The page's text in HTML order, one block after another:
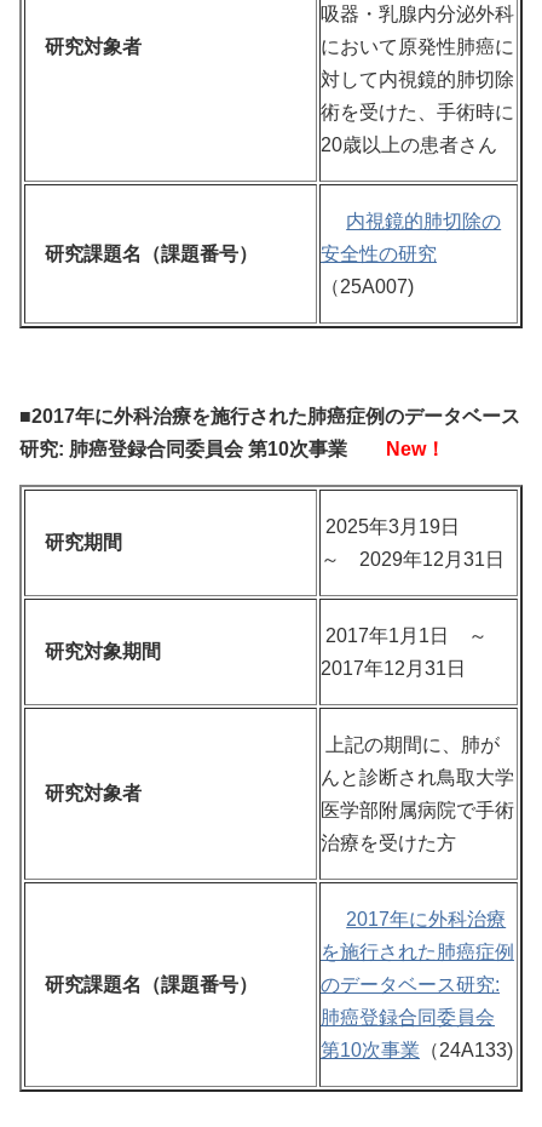
研究対象者
吸器・乳腺内分泌外科
において原発性肺癌に
対して内視鏡的肺切除
術を受けた、手術時に
20歳以上の患者さん
研究課題名（課題番号）
内視鏡的肺切除の
安全性の研究
（25A007)
■2017年に外科治療を施行された肺癌症例のデータベース
研究: 肺癌登録合同委員会 第10次事業
New！
研究期間
2025年3月19日
～ 2029年12月31日
研究対象期間
2017年1月1日 ～
2017年12月31日
研究対象者
上記の期間に、肺が
んと診断され鳥取大学
医学部附属病院で手術
治療を受けた方
研究課題名（課題番号）
2017年に外科治療
を施行された肺癌症例
のデータベース研究:
肺癌登録合同委員会
第10次事業 （24A133)